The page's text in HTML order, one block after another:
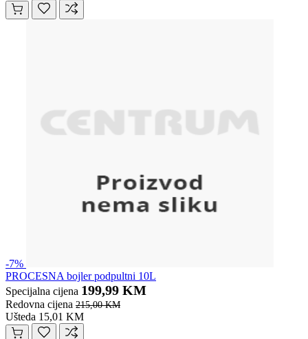
-7%
PROCESNA bojler podpultni 10L
Specijalna cijena 199,99 KM
Redovna cijena 215,00 KM
Ušteda 15,01 KM